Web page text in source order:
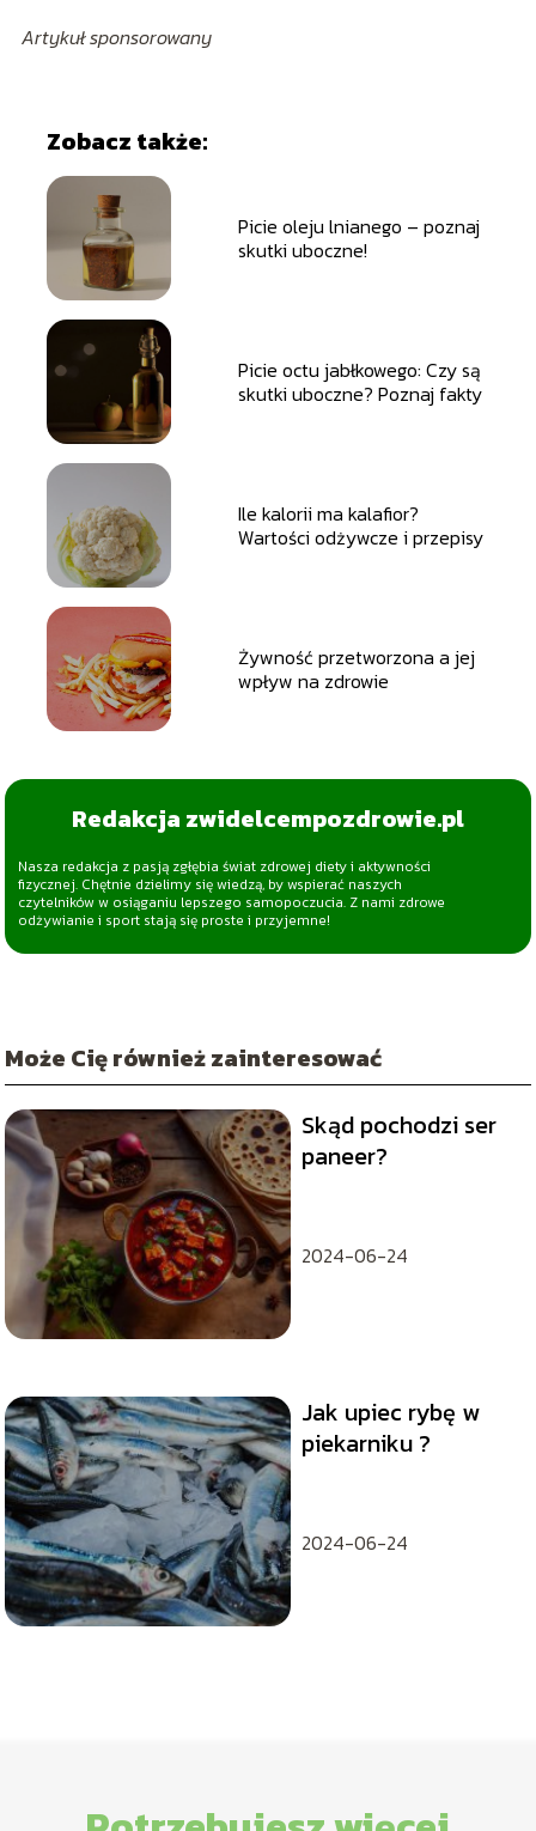
Artykuł sponsorowany
Zobacz także:
Picie oleju lnianego – poznaj
skutki uboczne!
Picie octu jabłkowego: Czy są
skutki uboczne? Poznaj fakty
Ile kalorii ma kalafior?
Wartości odżywcze i przepisy
Żywność przetworzona a jej
wpływ na zdrowie
Redakcja zwidelcempozdrowie.pl
Nasza redakcja z pasją zgłębia świat zdrowej diety i aktywności
fizycznej. Chętnie dzielimy się wiedzą, by wspierać naszych
czytelników w osiąganiu lepszego samopoczucia. Z nami zdrowe
odżywianie i sport stają się proste i przyjemne!
Może Cię również zainteresować
Skąd pochodzi ser
paneer?
2024-06-24
Jak upiec rybę w
piekarniku ?
2024-06-24